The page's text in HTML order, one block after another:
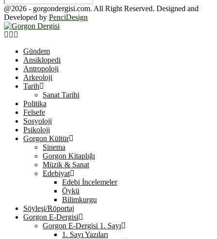
@2026 - gorgondergisi.com. All Right Reserved. Designed and
Developed by PenciDesign
Facebook
Twitter
Gündem
Ansiklopedi
Antropoloji
Arkeoloji
Tarih
Sanat Tarihi
Politika
Felsefe
Sosyoloji
Psikoloji
Gorgon Kültür
Sinema
Gorgon Kitaplığı
Müzik & Sanat
Edebiyat
Edebi İncelemeler
Öykü
Bilimkurgu
Söyleşi/Röportaj
Gorgon E-Dergisi
Gorgon E-Dergisi 1. Sayı
1. Sayı Yazıları